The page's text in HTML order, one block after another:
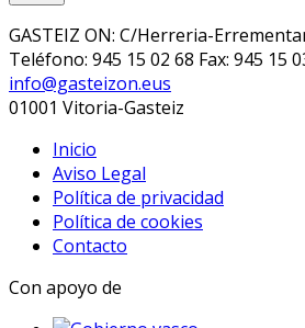
GASTEIZ ON: C/Herreria-
Teléfono: 945 15 02 68 Fax: 945 15
info@gasteizon.eus
01001 Vitoria-Gasteiz
Inicio
Aviso Legal
Política de privacidad
Política de cookies
Contacto
Con apoyo de